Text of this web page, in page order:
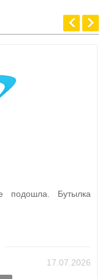
подошла. Бутылка
17.07.2026